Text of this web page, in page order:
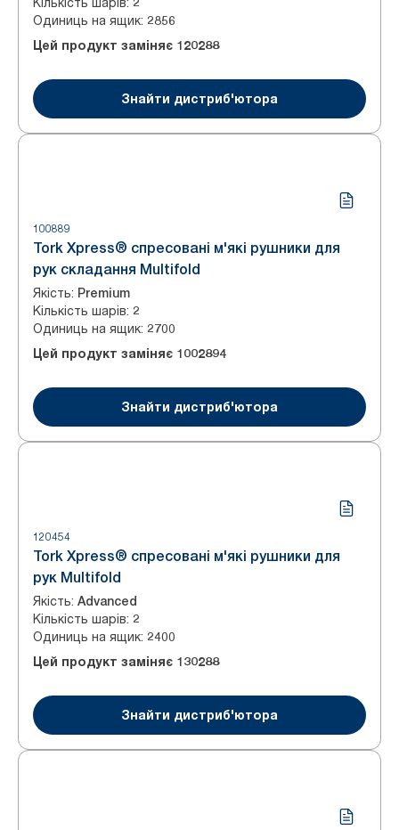
Одиниць на ящик: 2856
Цей продукт заміняє 120288
Знайти дистриб'ютора
100889
Tork Xpress® спресовані м'які рушники для
рук складання Multifold
Якість: Premium
Кількість шарів: 2
Одиниць на ящик: 2700
Цей продукт заміняє 1002894
Знайти дистриб'ютора
120454
Tork Xpress® спресовані м'які рушники для
рук Multifold
Якість: Advanced
Кількість шарів: 2
Одиниць на ящик: 2400
Цей продукт заміняє 130288
Знайти дистриб'ютора